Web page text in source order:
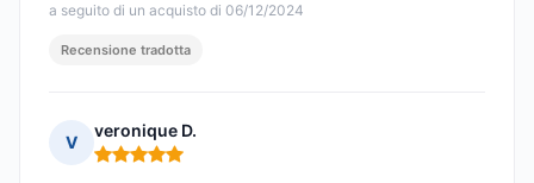
a seguito di un acquisto di 06/12/2024
Recensione tradotta
V
veronique D.
Nota: 5 su 5